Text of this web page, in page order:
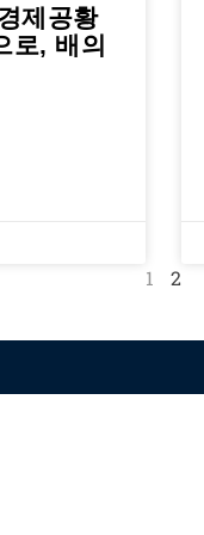
제공황
로, 배의
1 2